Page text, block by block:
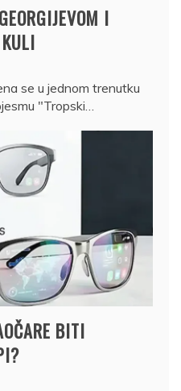
I
se u jednom trenutku
"Tropski…
BITI